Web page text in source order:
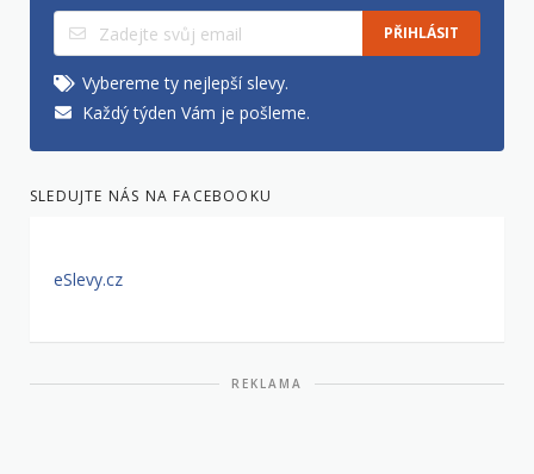
PŘIHLÁSIT
Vybereme ty nejlepší slevy.
Každý týden Vám je pošleme.
SLEDUJTE NÁS NA FACEBOOKU
eSlevy.cz
REKLAMA